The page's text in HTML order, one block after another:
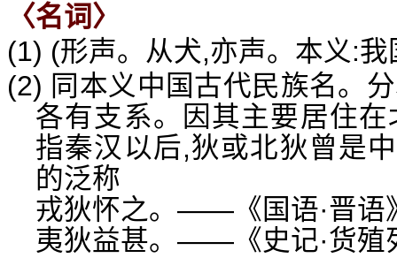
〈名词〉
(1) (形声。从犬,亦声。本义:
(2) 同本义中国古代民族名。
各有支系。因其主要居住
指秦汉以后,狄或北狄曾是
的泛称
戎狄怀之。——《国语·晋语
夷狄益甚。——《史记·货殖